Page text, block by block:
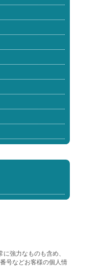
強力なものも含め、
号などお客様の個人情